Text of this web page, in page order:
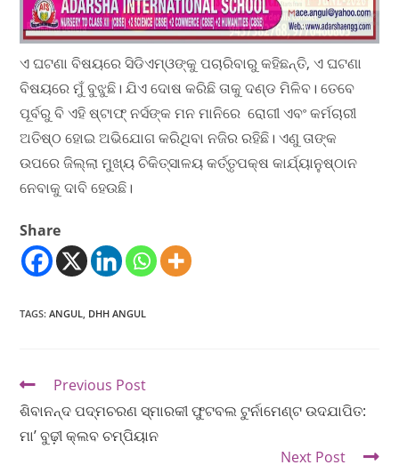
ଏ ଘଟଣା ବିଷୟରେ ସିଡିଏମ୍ଓଙ୍କୁ ପଚାରିବାରୁ କହିଛନ୍ତି, ଏ ଘଟଣା
ବିଷୟରେ ମୁଁ ବୁଝୁଛି। ଯିଏ ଦୋଷ କରିଛି ତାକୁ ଦଣ୍ଡ ମିଳିବ। ତେବେ
ପୂର୍ବରୁ ବି ଏହି ଷ୍ଟାଫ୍ ନର୍ସଙ୍କ ମନ ମାନିରେ ରୋଗୀ ଏବଂ କର୍ମଚାରୀ
ଅତିଷ୍ଠ ହୋଇ ଅଭିଯୋଗ କରିଥିବା ନଜିର ରହିଛି। ଏଣୁ ତାଙ୍କ
ଉପରେ ଜିଲ୍ଲା ମୁଖ୍ୟ ଚିକିତ୍ସାଳୟ କର୍ତ୍ତୃପକ୍ଷ କାର୍ଯ୍ୟାନୁଷ୍ଠାନ
ନେବାକୁ ଦାବି ହେଉଛି।
Share
TAGS:ANGUL, DHH ANGUL
Previous Post
ଶିବାନନ୍ଦ ପଦ୍ମଚରଣ ସ୍ମାରକୀ ଫୁଟବଲ ଟୁର୍ନାମେଣ୍ଟ ଉଦଯାପିତ:
ମା’ ବୁଢ଼ୀ କ୍ଲବ ଚମ୍ପିୟାନ
Next Post